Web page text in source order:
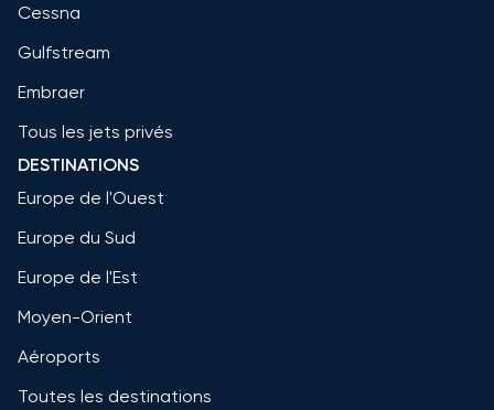
Cessna
Gulfstream
Embraer
Tous les jets privés
DESTINATIONS
Europe de l'Ouest
Europe du Sud
Europe de l'Est
Moyen-Orient
Aéroports
Toutes les destinations